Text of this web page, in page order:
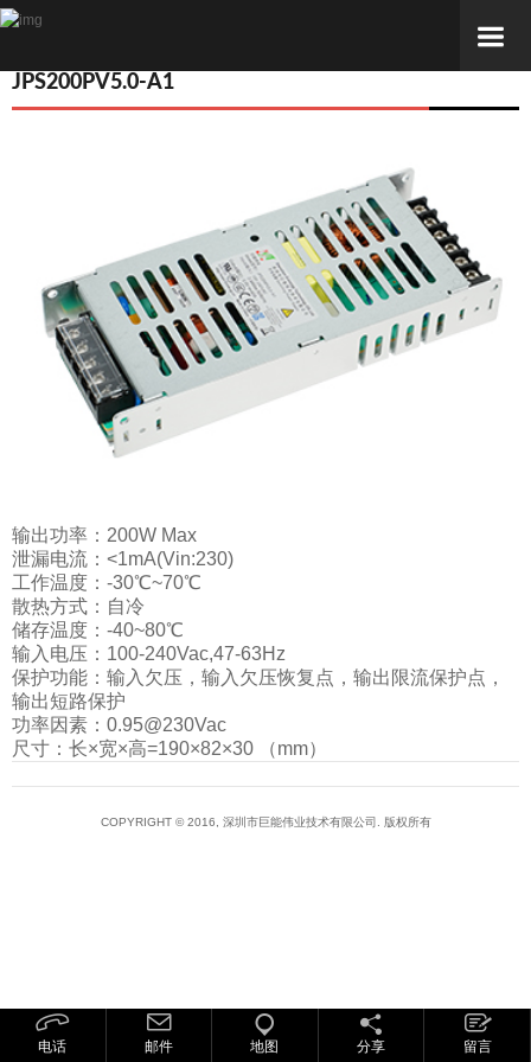
JPS200PV5.0-A1
输出功率：200W Max
泄漏电流：<1mA(Vin:230)
工作温度：-30℃~70℃
散热方式：自冷
储存温度：-40~80℃
输入电压：100-240Vac,47-63Hz
保护功能：输入欠压，输入欠压恢复点，输出限流保护点，
输出短路保护
功率因素：0.95@230Vac
尺寸：长×宽×高=190×82×30 （mm）
COPYRIGHT © 2016, 深圳市巨能伟业技术有限公司. 版权所有
电话 邮件 地图 分享 留言